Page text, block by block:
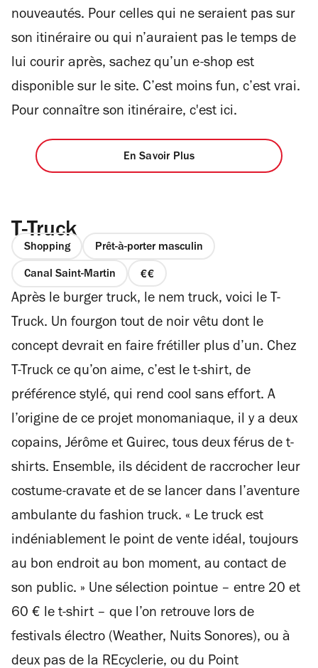
nouveautés. Pour celles qui ne seraient pas sur
son itinéraire ou qui n’auraient pas le temps de
lui courir après, sachez qu’un e-shop est
disponible sur le site. C’est moins fun, c’est vrai.
Pour connaître son itinéraire, c'est ici.
En Savoir Plus
T-Truck
Shopping Prêt-à-porter masculin
Canal Saint-Martin
prix
2
sur
Après le burger truck, le nem truck, voici le T-
Truck. Un fourgon tout de noir vêtu dont le
concept devrait en faire frétiller plus d’un. Chez
T-Truck ce qu’on aime, c’est le t-shirt, de
préférence stylé, qui rend cool sans effort. A
l’origine de ce projet monomaniaque, il y a deux
copains, Jérôme et Guirec, tous deux férus de t-
shirts. Ensemble, ils décident de raccrocher leur
costume-cravate et de se lancer dans l’aventure
ambulante du fashion truck. « Le truck est
indéniablement le point de vente idéal, toujours
au bon endroit au bon moment, au contact de
son public. » Une sélection pointue – entre 20 et
60 € le t-shirt – que l’on retrouve lors de
festivals électro (Weather, Nuits Sonores), ou à
deux pas de la REcyclerie, ou du Point